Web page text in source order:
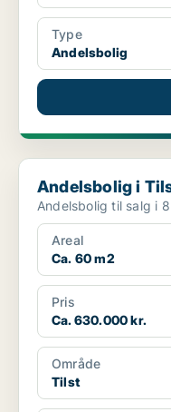
Type
Andelsbolig
Andelsbolig i Tilst
Andelsbolig i
Andelsbolig til salg i
Areal
Ca. 60 m2
Pris
Ca. 630.000 kr.
Område
Tilst